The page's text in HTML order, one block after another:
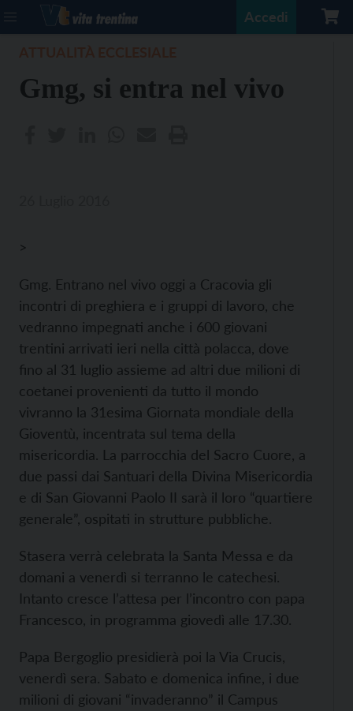
Accedi
Gmg, si entra nel vivo
>
Gmg. Entrano nel vivo oggi a Cracovia gli
incontri di preghiera e i gruppi di lavoro, che
vedranno impegnati anche i 600 giovani
trentini arrivati ieri nella città polacca, dove
fino al 31 luglio assieme ad altri due milioni di
coetanei provenienti da tutto il mondo
vivranno la 31esima Giornata mondiale della
Gioventù, incentrata sul tema della
misericordia. La parrocchia del Sacro Cuore, a
due passi dai Santuari della Divina Misericordia
e di San Giovanni Paolo II sarà il loro “quartiere
generale”, ospitati in strutture pubbliche.
Stasera verrà celebrata la Santa Messa e da
domani a venerdì si terranno le catechesi.
Intanto cresce l’attesa per l’incontro con papa
Francesco, in programma giovedì alle 17.30.
Papa Bergoglio presidierà poi la Via Crucis,
venerdì sera. Sabato e domenica infine, i due
milioni di giovani “invaderanno” il Campus